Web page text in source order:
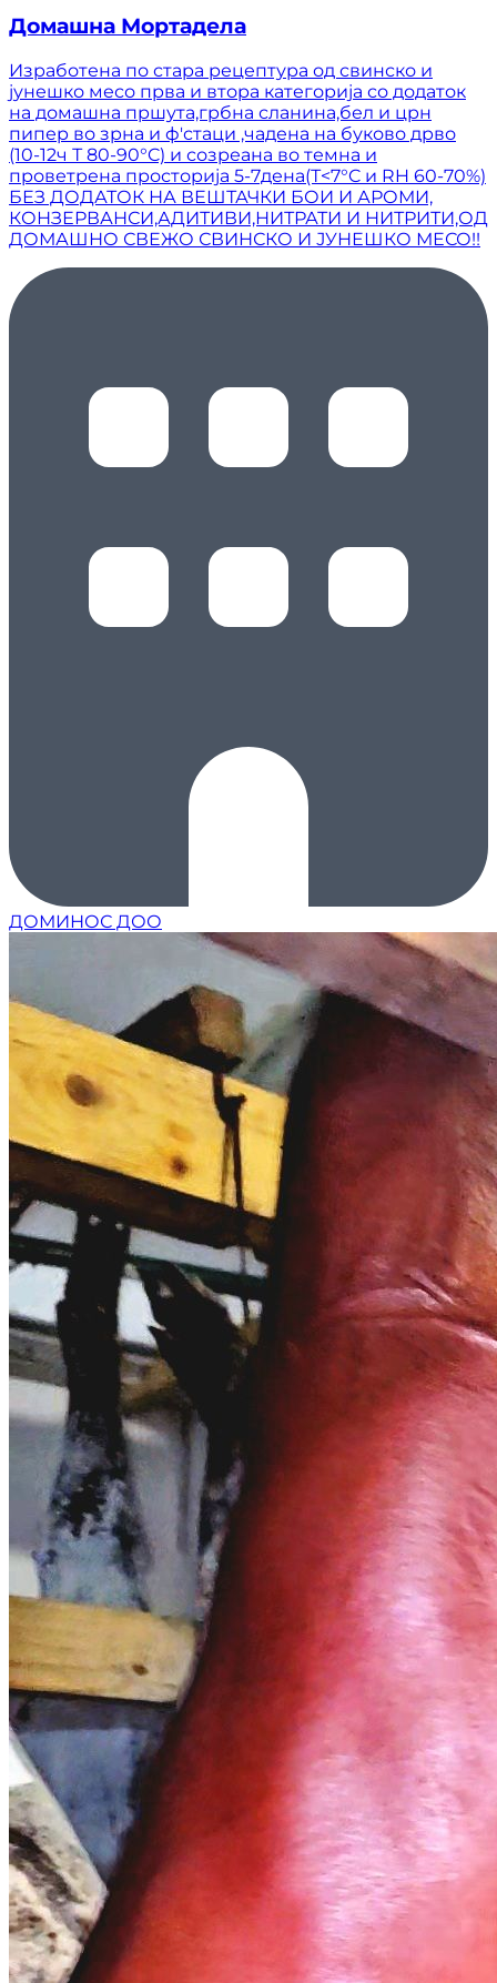
Домашна Мортадела
Изработена по стара рецептура од свинско и
јунешко месо прва и втора категорија со додаток
на домашна пршута,грбна сланина,бел и црн
пипер во зрна и ф'стаци ,чадена на буково дрво
(10-12ч Т 80-90°C) и созреана во темна и
проветрена просторија 5-7дена(Т<7°C и RH 60-70%)
БЕЗ ДОДАТОК НА ВЕШТАЧКИ БОИ И АРОМИ,
КОНЗЕРВАНСИ,АДИТИВИ,НИТРАТИ И НИТРИТИ,ОД
ДОМАШНО СВЕЖО СВИНСКО И ЈУНЕШКО МЕСО!!
ДОМИНОС ДОО